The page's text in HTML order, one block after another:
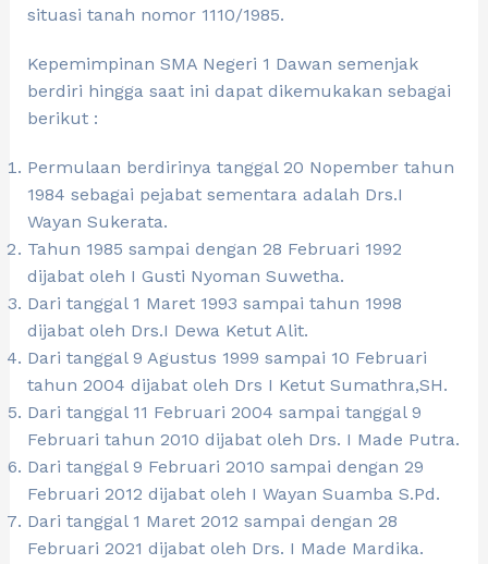
situasi tanah nomor 1110/1985.
Kepemimpinan SMA Negeri 1 Dawan semenjak
berdiri hingga saat ini dapat dikemukakan sebagai
berikut :
Permulaan berdirinya tanggal 20 Nopember tahun
1984 sebagai pejabat sementara adalah Drs.I
Wayan Sukerata.
Tahun 1985 sampai dengan 28 Februari 1992
dijabat oleh I Gusti Nyoman Suwetha.
Dari tanggal 1 Maret 1993 sampai tahun 1998
dijabat oleh Drs.I Dewa Ketut Alit.
Dari tanggal 9 Agustus 1999 sampai 10 Februari
tahun 2004 dijabat oleh Drs I Ketut Sumathra,SH.
Dari tanggal 11 Februari 2004 sampai tanggal 9
Februari tahun 2010 dijabat oleh Drs. I Made Putra.
Dari tanggal 9 Februari 2010 sampai dengan 29
Februari 2012 dijabat oleh I Wayan Suamba S.Pd.
Dari tanggal 1 Maret 2012 sampai dengan 28
Februari 2021 dijabat oleh Drs. I Made Mardika.